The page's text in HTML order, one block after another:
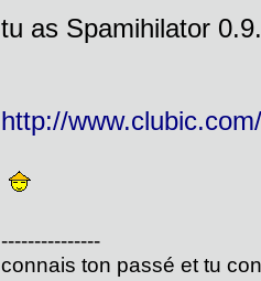
tu as Spamihilator
http://
---------------
connais ton passé et tu